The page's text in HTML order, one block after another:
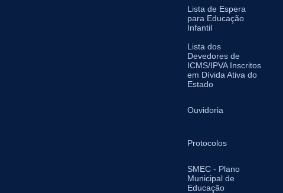
Lista de Espera
para Educação
Infantil
Lista dos
Devedores de
ICMS/IPVA Inscritos
em Dívida Ativa do
Estado
Ouvidoria
Protocolos
SMEC - Plano
Municipal de
Educação